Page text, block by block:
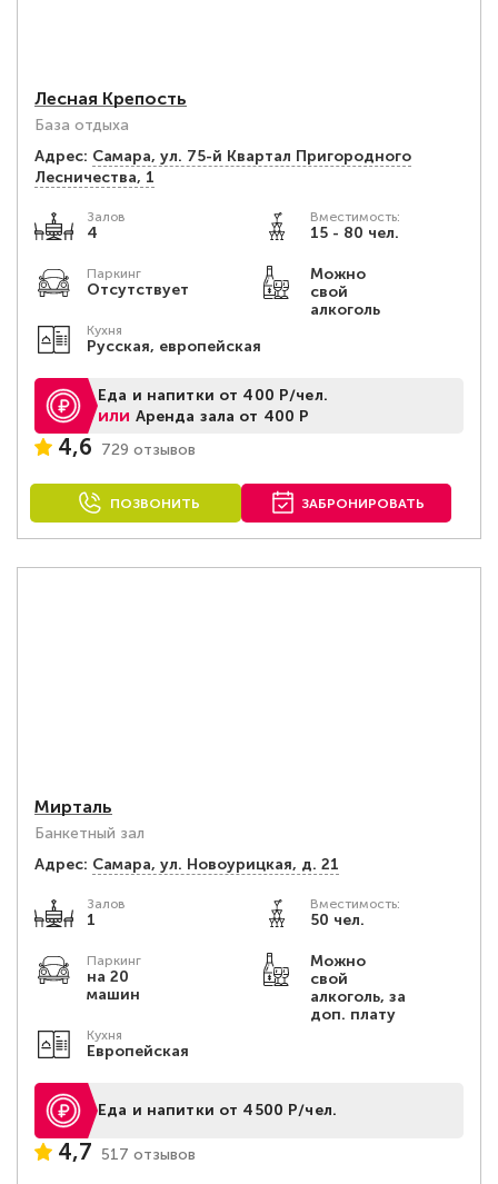
Лесная Крепость
База отдыха
Адрес: Самара, ул. 75-й Квартал Пригородного
Лесничества, 1
Залов
4
Вместимость:
15 - 80 чел.
Паркинг
Отсутствует
Можно
свой
алкоголь
Кухня
Русская, европейская
Еда и напитки от 400 Р/чел.
или Аренда зала от 400 Р
4,6 729 отзывов
ПОЗВОНИТЬ ЗАБРОНИРОВАТЬ
Мирталь
Банкетный зал
Адрес: Самара, ул. Новоурицкая, д. 21
Залов
1
Вместимость:
50 чел.
Паркинг
на 20
машин
Можно
свой
алкоголь, за
доп. плату
Кухня
Европейская
Еда и напитки от 4500 Р/чел.
4,7 517 отзывов